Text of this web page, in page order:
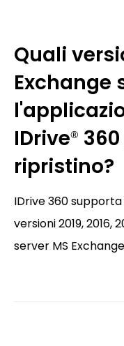
Quali
Exchange
IDrive®
ripristino?
IDrive 360
versioni 2019, 2016,
server MS